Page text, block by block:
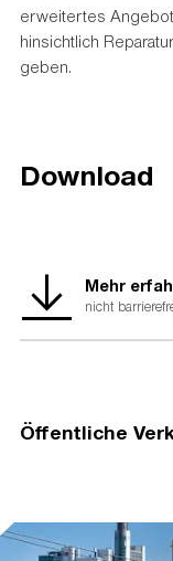
erweitertes
hinsichtlich
geben.
Download
Mehr
nicht
Öffentliche